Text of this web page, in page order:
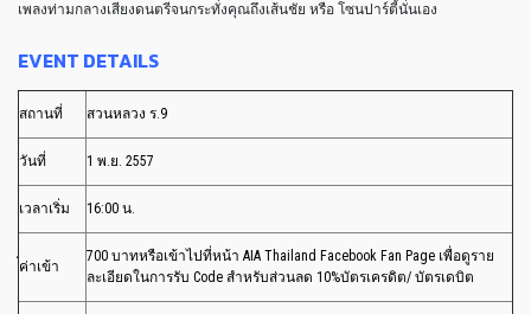
เพลงท่ามกลางเสียงดนตรีจนกระทั่งคุณถึงเส้นชัย หรือ โซนปาร์ตี้นั่นเอง
EVENT DETAILS
สถานที่ สวนหลวง ร.9
วันที่ 1 พ.ย. 2557
เวลาเริ่ม 16:00 น.
่ค่าเข้า
700 บาทหรือเข้าไปที่หน้า AIA Thailand Facebook Fan Page เพื่อดูราย
ละเอียดในการรับ Code สำหรับส่วนลด 10%บัตรเครดิต/ บัตรเดบิต